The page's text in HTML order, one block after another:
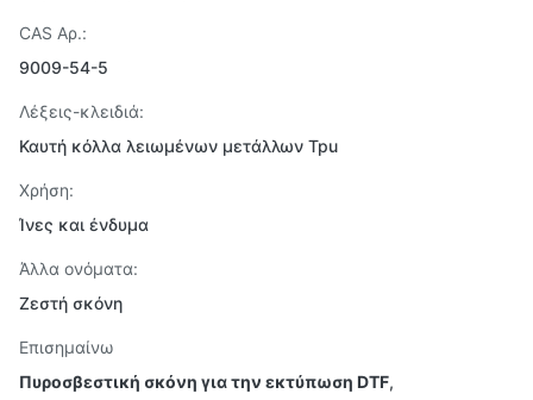
CAS Αρ.:
9009-54-5
Λέξεις-κλειδιά:
Καυτή κόλλα λειωμένων μετάλλων Tpu
Χρήση:
Ίνες και ένδυμα
Άλλα ονόματα:
Ζεστή σκόνη
Επισημαίνω
Πυροσβεστική σκόνη για την εκτύπωση DTF,